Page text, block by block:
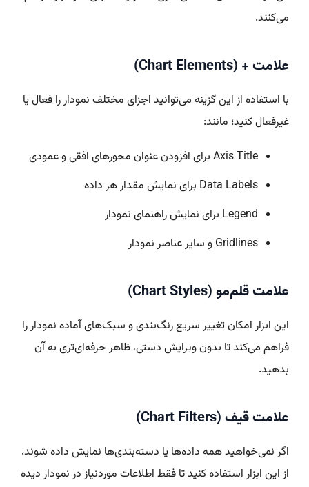
می‌کنند.
علامت + (Chart Elements)
با استفاده از این گزینه می‌توانید اجزای مختلف نمودار را فعال یا
غیرفعال کنید؛ مانند:
Axis Title برای افزودن عنوان محورهای افقی و عمودی
Data Labels برای نمایش مقدار هر داده
Legend برای نمایش راهنمای نمودار
Gridlines و سایر عناصر نمودار
علامت قلم‌مو (Chart Styles)
این ابزار امکان تغییر سریع رنگ‌بندی و سبک‌های آماده نمودار را
فراهم می‌کند تا بدون ویرایش دستی، ظاهر حرفه‌ای‌تری به آن
بدهید.
علامت قیف (Chart Filters)
اگر نمی‌خواهید همه داده‌ها یا دسته‌بندی‌ها نمایش داده شوند،
از این ابزار استفاده کنید تا فقط اطلاعات موردنیاز در نمودار دیده